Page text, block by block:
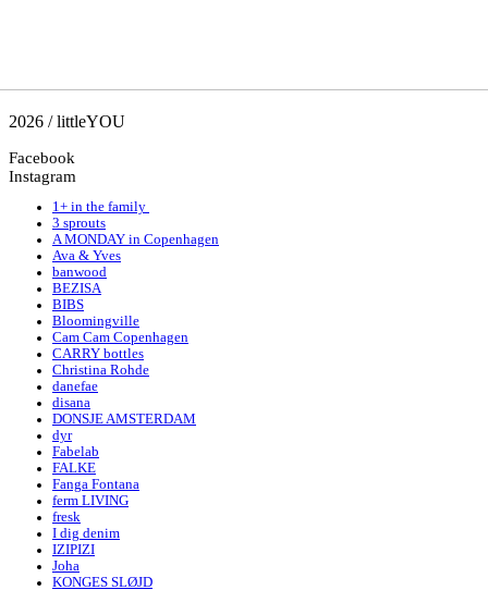
2026 / littleYOU
Facebook
Instagram
1+ in the family
3 sprouts
A MONDAY in Copenhagen
Ava & Yves
banwood
BEZISA
BIBS
Bloomingville
Cam Cam Copenhagen
CARRY bottles
Christina Rohde
danefae
disana
DONSJE AMSTERDAM
dyr
Fabelab
FALKE
Fanga Fontana
ferm LIVING
fresk
I dig denim
IZIPIZI
Joha
KONGES SLØJD